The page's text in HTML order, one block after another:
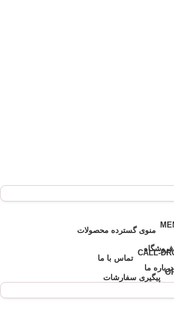
منوی گسترده محصولات
فروشگاه
تماس با ما
درباره ما
پیگیری سفارشات